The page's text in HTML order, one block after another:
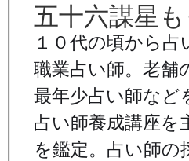
五十六謀星
１０代の頃から占
職業占い師。老舗
最年少占い師など
占い師養成講座を
を鑑定。占い師の